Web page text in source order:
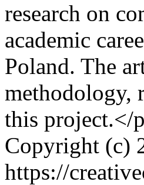
research on
academic
Poland. The
methodology,
this project.</
Copyright (c)
https://